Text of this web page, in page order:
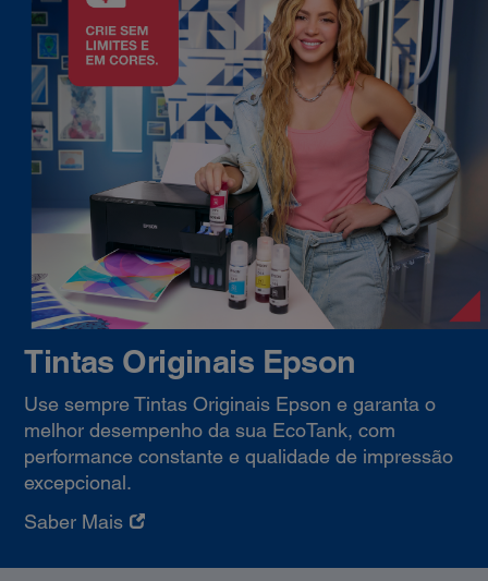
Tintas Originais Epson
Use sempre Tintas Originais Epson e garanta o
melhor desempenho da sua EcoTank, com
performance constante e qualidade de impressão
excepcional.
Saber Mais